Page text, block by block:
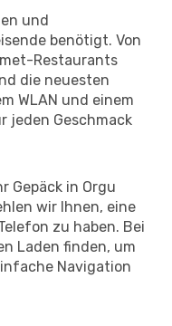
und
benötigt. Von
Restaurants
die neuesten
WLAN und einem
jeden Geschmack
Gepäck in Orgu
wir Ihnen, eine
zu haben. Bei
Laden finden, um
Navigation